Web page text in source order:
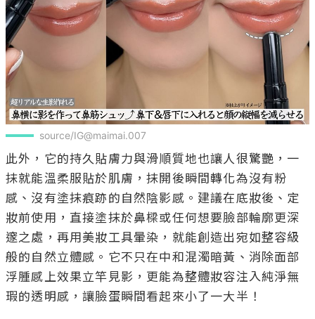
source/IG@maimai.007
此外，它的持久貼膚力與滑順質地也讓人很驚艷，一
抹就能溫柔服貼於肌膚，抹開後瞬間轉化為沒有粉
感、沒有塗抹痕跡的自然陰影感。建議在底妝後、定
妝前使用，直接塗抹於鼻樑或任何想要臉部輪廓更深
邃之處，再用美妝工具暈染，就能創造出宛如整容級
般的自然立體感。它不只在中和混濁暗黃、消除面部
浮腫感上效果立竿見影，更能為整體妝容注入純淨無
瑕的透明感，讓臉蛋瞬間看起來小了一大半！